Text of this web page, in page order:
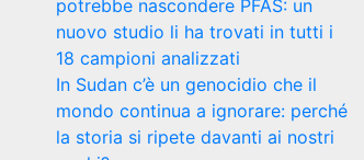
potrebbe nascondere PFAS: un
nuovo studio li ha trovati in tutti i
18 campioni analizzati
In Sudan c’è un genocidio che il
mondo continua a ignorare: perché
la storia si ripete davanti ai nostri